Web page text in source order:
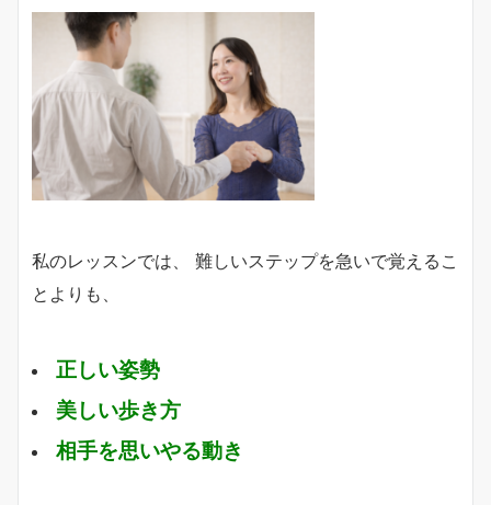
私のレッスンでは、 難しいステップを急いで覚えるこ
とよりも、
正しい姿勢
美しい歩き方
相手を思いやる動き